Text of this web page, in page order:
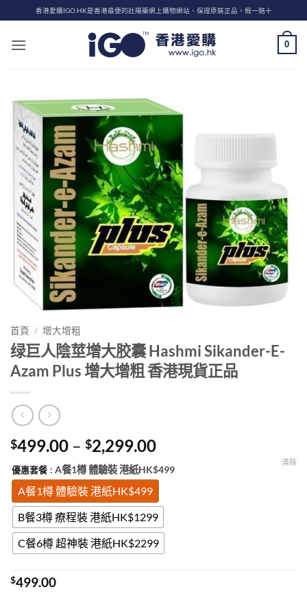
to
content
香港愛購IGO.HK是香港最便的壯陽藥網上購物網站、保證原裝正品，假一賠十
0
首頁 / 增大增粗
绿巨人陰莖增大胶囊 Hashmi Sikander-E-
Azam Plus 增大增粗 香港現貨正品
$499.00 – $2,299.00Price
range:
$499.00
$2,299.00
優惠套餐 : A餐1樽 體驗裝 港紙HK$499
A餐1樽 體驗裝 港紙HK$499
B餐3樽 療程裝 港紙HK$1299
C餐6樽 超神裝 港紙HK$2299
清除
$499.00